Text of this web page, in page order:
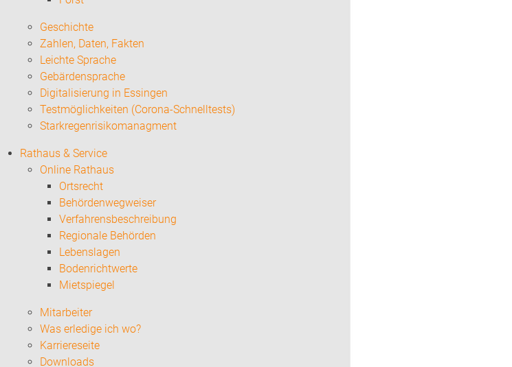
Geschichte
Zahlen, Daten, Fakten
Leichte Sprache
Gebärdensprache
Digitalisierung in Essingen
Testmöglichkeiten (Corona-Schnelltests)
Starkregenrisikomanagment
Rathaus & Service
Online Rathaus
Ortsrecht
Behördenwegweiser
Verfahrensbeschreibung
Regionale Behörden
Lebenslagen
Bodenrichtwerte
Mietspiegel
Mitarbeiter
Was erledige ich wo?
Karriereseite
Downloads